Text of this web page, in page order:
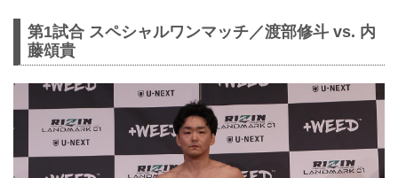
第1試合 スペシャルワンマッチ／渡部修斗 vs. 内
藤頌貴